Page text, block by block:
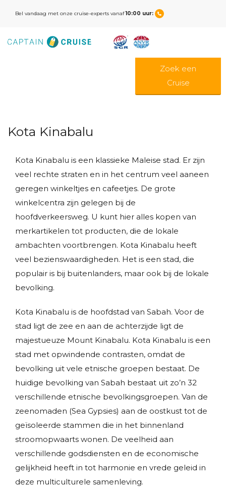
Bel vandaag met onze cruise-experts vanaf10:00 uur:
Zoek een
Cruise
Kota Kinabalu
Kota Kinabalu is een klassieke Maleise stad. Er zijn
veel rechte straten en in het centrum veel aaneen
geregen winkeltjes en cafeetjes. De grote
winkelcentra zijn gelegen bij de
hoofdverkeersweg. U kunt hier alles kopen van
merkartikelen tot producten, die de lokale
ambachten voortbrengen. Kota Kinabalu heeft
veel bezienswaardigheden. Het is een stad, die
populair is bij buitenlanders, maar ook bij de lokale
bevolking.
Kota Kinabalu is de hoofdstad van Sabah. Voor de
stad ligt de zee en aan de achterzijde ligt de
majestueuze Mount Kinabalu. Kota Kinabalu is een
stad met opwindende contrasten, omdat de
bevolking uit vele etnische groepen bestaat. De
huidige bevolking van Sabah bestaat uit zo’n 32
verschillende etnische bevolkingsgroepen. Van de
zeenomaden (Sea Gypsies) aan de oostkust tot de
geïsoleerde stammen die in het binnenland
stroomopwaarts wonen. De veelheid aan
verschillende godsdiensten en de economische
gelijkheid heeft in tot harmonie en vrede geleid in
deze multiculturele samenleving.